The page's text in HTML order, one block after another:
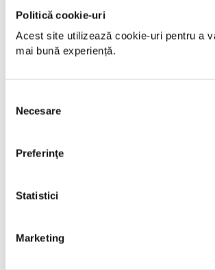
Politică cookie-uri
Acest site utilizează cookie-uri pentru a
mai bună experiență.
consimțământului
Necesare
Preferinţe
Statistici
Marketing